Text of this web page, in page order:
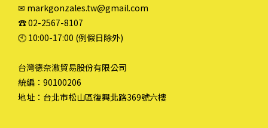
✉ markgonzales.tw@gmail.com
☎︎ 02-2567-8107
🕙︎ 10:00-17:00 (例假日除外)
台灣德奈澈貿易股份有限公司
統編：90100206
地址：台北市松山區復興北路369號六樓